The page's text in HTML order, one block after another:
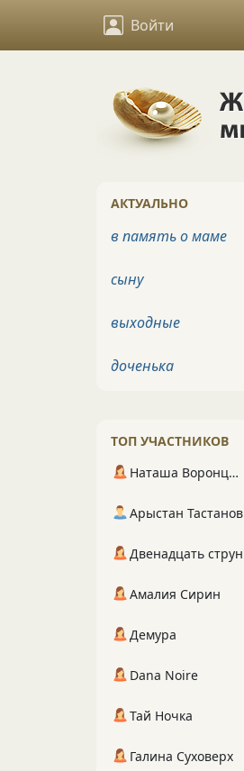
Войти
АКТУАЛЬНО
в память о маме
сыну
выходные
доченька
ТОП УЧАСТНИКОВ
Наташа Воронцова
Арыстан Тастанов
Двенадцать струн
Амалия Сирин
Демура
Dana Noire
Тай Ночка
Галина Суховерх